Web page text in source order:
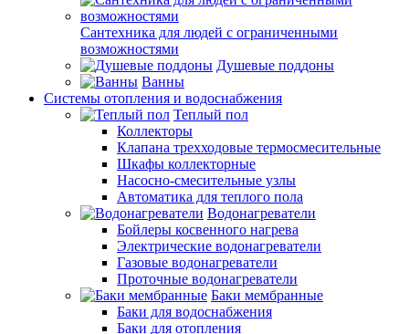
Сантехника для людей с ограниченными
возможностями
Душевые поддоны
Ванны
Системы отопления и водоснабжения
Теплый пол
Коллекторы
Клапана трехходовые термосмесительные
Шкафы коллекторные
Насосно-смесительные узлы
Автоматика для теплого пола
Водонагреватели
Бойлеры косвенного нагрева
Электрические водонагреватели
Газовые водонагреватели
Проточные водонагреватели
Баки мембранные
Баки для водоснабжения
Баки для отопления